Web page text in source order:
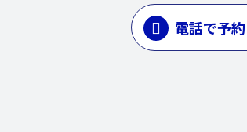
電話で予